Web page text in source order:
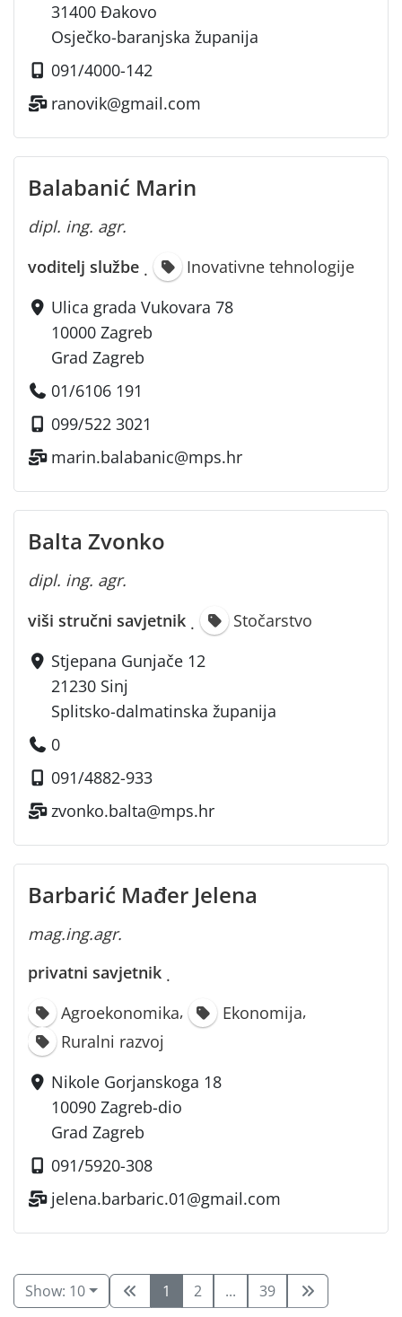
31400 Đakovo
Osječko-baranjska županija
091/4000-142
ranovik@gmail.com
Balabanić Marin
dipl. ing. agr.
voditelj službe ·
Inovativne tehnologije
Ulica grada Vukovara 78
10000 Zagreb
Grad Zagreb
01/6106 191
099/522 3021
marin.balabanic@mps.hr
Balta Zvonko
dipl. ing. agr.
viši stručni savjetnik ·
Stočarstvo
Stjepana Gunjače 12
21230 Sinj
Splitsko-dalmatinska županija
0
091/4882-933
zvonko.balta@mps.hr
Barbarić Mađer Jelena
mag.ing.agr.
privatni savjetnik ·
Agroekonomika, Ekonomija,
Ruralni razvoj
Nikole Gorjanskoga 18
10090 Zagreb-dio
Grad Zagreb
091/5920-308
jelena.barbaric.01@gmail.com
Show: 10 1 2 ... 39